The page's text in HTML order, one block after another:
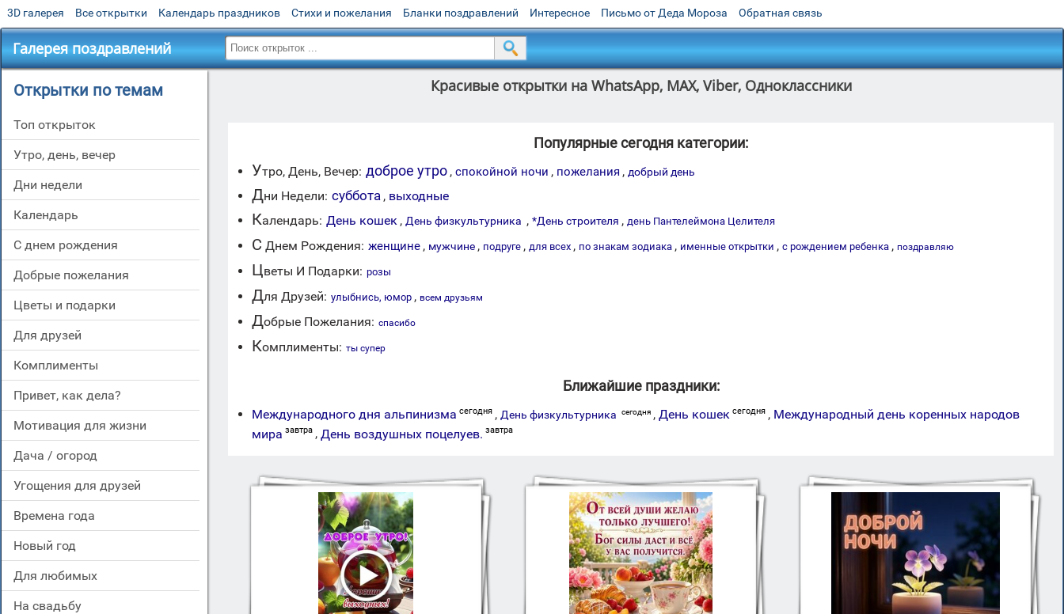
3D галерея Все открытки Календарь праздников Стихи и пожелания Бланки поздравлений Интересное Письмо от Деда Мороза Обратная связь
Галерея поздравлений
Открытки по темам
Топ открыток
утро, день, вечер
дни недели
Календарь
c днем рождения
добрые пожелания
цветы и подарки
для друзей
комплименты
привет, как дела?
мотивация для жизни
дача / огород
угощения для друзей
времена года
новый год
для любимых
на свадьбу
Красивые открытки на WhatsApp, MAX, Viber, Одноклассники
Популярные сегодня категории:
Утро, День, Вечер: доброе утро , спокойной ночи , пожелания , добрый день
Дни Недели: суббота , выходные
Календарь: День кошек , День физкультурника , *День строителя , день Пантелеймона Целителя
C Днем Рождения: женщине , мужчине , подруге , для всех , по знакам зодиака , именные открытки , с рождением ребенка , поздравляю
Цветы И Подарки: розы
Для Друзей: улыбнись, юмор , всем друзьям
Добрые Пожелания: спасибо
Комплименты: ты супер
Ближайшие праздники:
Международного дня альпинизма сегодня , День физкультурника сегодня , День кошек сегодня , Международный день коренных народов
мира завтра , День воздушных поцелуев. завтра